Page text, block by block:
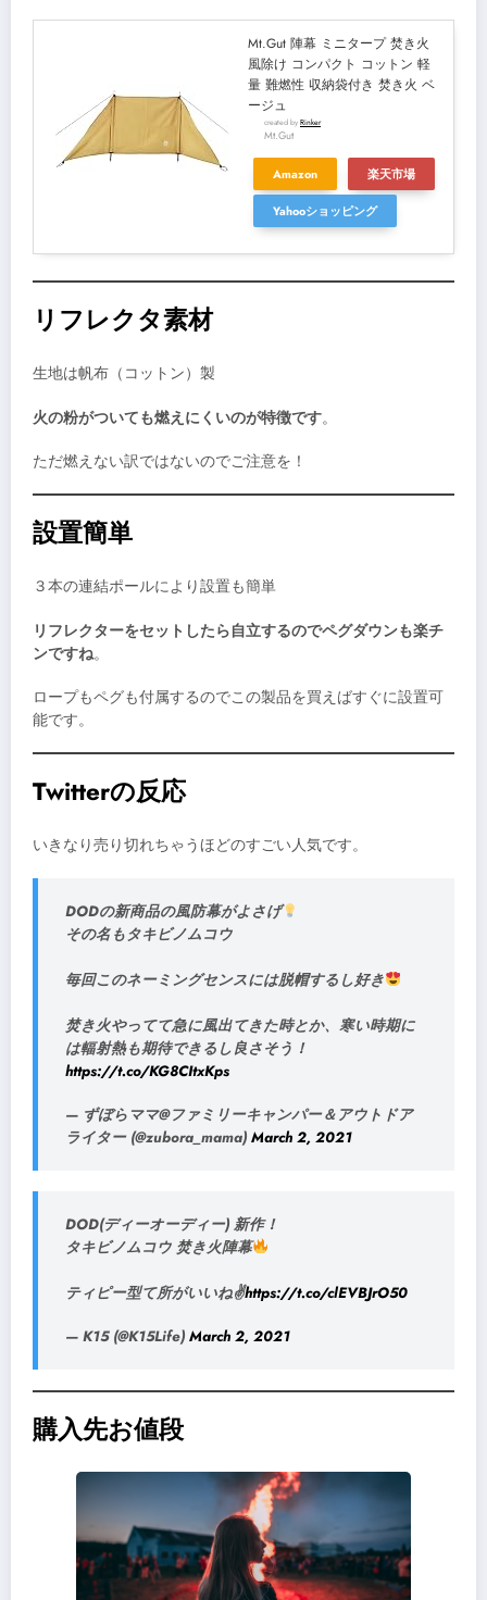
Mt.Gut 陣幕 ミニタープ 焚き火
風除け コンパクト コットン 軽
量 難燃性 収納袋付き 焚き火 ベ
ージュ
created byRinker
Mt.Gut
Amazon 楽天市場
Yahooショッピング
リフレクタ素材
生地は帆布（コットン）製
火の粉がついても燃えにくいのが特徴です。
ただ燃えない訳ではないのでご注意を！
設置簡単
３本の連結ポールにより設置も簡単
リフレクターをセットしたら自立するのでペグダウンも楽チ
ンですね。
ロープもペグも付属するのでこの製品を買えばすぐに設置可
能です。
Twitterの反応
いきなり売り切れちゃうほどのすごい人気です。
DODの新商品の風防幕がよさげ
その名もタキビノムコウ
毎回このネーミングセンスには脱帽するし好き
焚き火やってて急に風出てきた時とか、寒い時期に
は輻射熱も期待できるし良さそう！
https://t.co/KG8CItxKps
— ずぼらママ@ファミリーキャンパー＆アウトドア
ライター (@zubora_mama) March 2, 2021
DOD(ディーオーディー) 新作！
タキビノムコウ 焚き火陣幕
ティピー型て所がいいね✌️https://t.co/clEVBJrO50
— K15 (@K15Life) March 2, 2021
購入先お値段